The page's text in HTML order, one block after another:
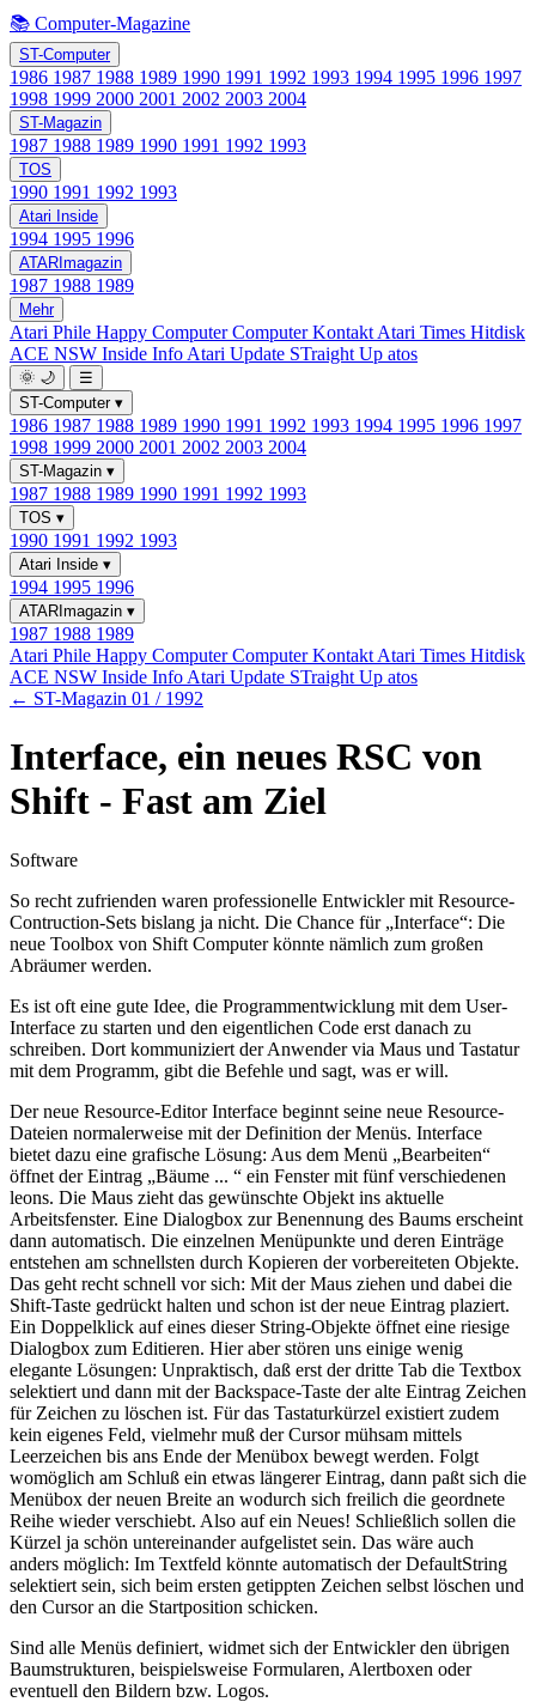
📚 Computer-Magazine
ST-Computer
1986 1987 1988 1989 1990 1991 1992 1993 1994 1995 1996 1997
1998 1999 2000 2001 2002 2003 2004
ST-Magazin
1987 1988 1989 1990 1991 1992 1993
TOS
1990 1991 1992 1993
Atari Inside
1994 1995 1996
ATARImagazin
1987 1988 1989
Mehr
Atari Phile Happy ComputerComputer Kontakt Atari Times Hitdisk
ACE NSW Inside Info Atari Update STraight Up atos
🌞 🌙
☰
ST-Computer ▾
1986 1987 1988 1989 1990 1991 1992 1993 1994 1995 1996 1997
1998 1999 2000 2001 2002 2003 2004
ST-Magazin ▾
1987 1988 1989 1990 1991 1992 1993
TOS ▾
1990 1991 1992 1993
Atari Inside ▾
1994 1995 1996
ATARImagazin ▾
1987 1988 1989
Atari Phile Happy ComputerComputer Kontakt Atari Times Hitdisk
ACE NSW Inside Info Atari Update STraight Up atos
← ST-Magazin 01 / 1992
Interface, ein neues RSC von
Shift - Fast am Ziel
Software
So recht zufrienden waren professionelle Entwickler mit Resource-
Contruction-Sets bislang ja nicht. Die Chance für „Interface“: Die
neue Toolbox von Shift Computer könnte nämlich zum großen
Abräumer werden.
Es ist oft eine gute Idee, die Programmentwicklung mit dem User-
Interface zu starten und den eigentlichen Code erst danach zu
schreiben. Dort kommuniziert der Anwender via Maus und Tastatur
mit dem Programm, gibt die Befehle und sagt, was er will.
Der neue Resource-Editor Interface beginnt seine neue Resource-
Dateien normalerweise mit der Definition der Menüs. Interface
bietet dazu eine grafische Lösung: Aus dem Menü „Bearbeiten“
öffnet der Eintrag „Bäume ... “ ein Fenster mit fünf verschiedenen
leons. Die Maus zieht das gewünschte Objekt ins aktuelle
Arbeitsfenster. Eine Dialogbox zur Benennung des Baums erscheint
dann automatisch. Die einzelnen Menüpunkte und deren Einträge
entstehen am schnellsten durch Kopieren der vorbereiteten Objekte.
Das geht recht schnell vor sich: Mit der Maus ziehen und dabei die
Shift-Taste gedrückt halten und schon ist der neue Eintrag plaziert.
Ein Doppelklick auf eines dieser String-Objekte öffnet eine riesige
Dialogbox zum Editieren. Hier aber stören uns einige wenig
elegante Lösungen: Unpraktisch, daß erst der dritte Tab die Textbox
selektiert und dann mit der Backspace-Taste der alte Eintrag Zeichen
für Zeichen zu löschen ist. Für das Tastaturkürzel existiert zudem
kein eigenes Feld, vielmehr muß der Cursor mühsam mittels
Leerzeichen bis ans Ende der Menübox bewegt werden. Folgt
womöglich am Schluß ein etwas längerer Eintrag, dann paßt sich die
Menübox der neuen Breite an wodurch sich freilich die geordnete
Reihe wieder verschiebt. Also auf ein Neues! Schließlich sollen die
Kürzel ja schön untereinander aufgelistet sein. Das wäre auch
anders möglich: Im Textfeld könnte automatisch der DefaultString
selektiert sein, sich beim ersten getippten Zeichen selbst löschen und
den Cursor an die Startposition schicken.
Sind alle Menüs definiert, widmet sich der Entwickler den übrigen
Baumstrukturen, beispielsweise Formularen, Alertboxen oder
eventuell den Bildern bzw. Logos.